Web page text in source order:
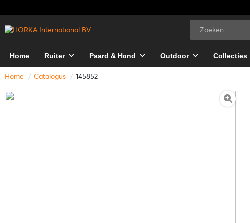
Home Ruiter Paard & Hond Outdoor Collecties
Home Catalogus 145852